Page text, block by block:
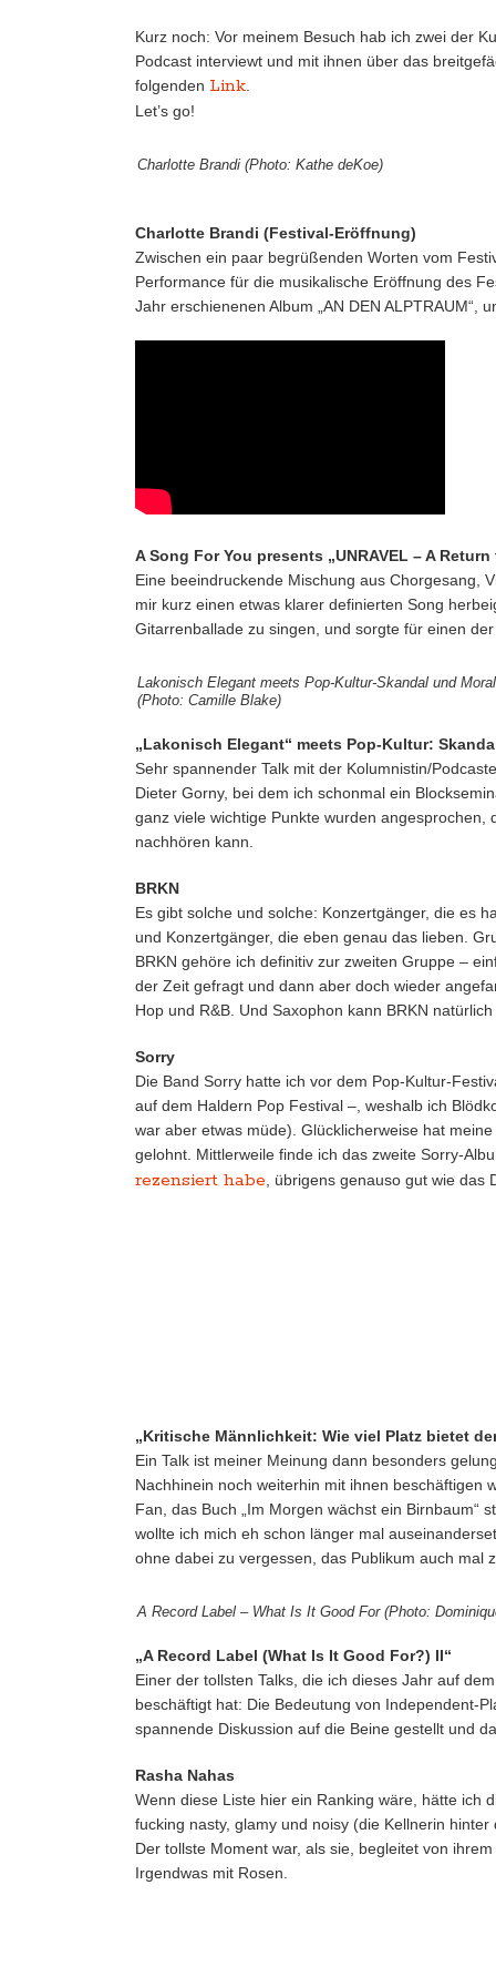
Kurz noch: Vor meinem Besuch hab ich zwei der
Podcast interviewt und mit ihnen über das
folgenden Link
Let’s go!
Charlotte Brandi (Photo: Kathe deKoe)
Charlotte Brandi (Festival-Eröffnung)
Zwischen ein paar begrüßenden Worten vom
Performance für die musikalische Eröffnung des
Jahr erschienenen Album „AN DEN
A Song For You presents „UNRAVEL – A
Eine beeindruckende Mischung aus Chorgesang,
mir kurz einen etwas klarer definierten Song
Gitarrenballade zu singen, und sorgte für einen
Lakonisch Elegant meets Pop-Kultur-Skandal und
(Photo: Camille Blake)
„Lakonisch Elegant“ meets Pop-Kultur:
Sehr spannender Talk mit der Kolumnistin/
Dieter Gorny, bei dem ich schonmal ein
ganz viele wichtige Punkte wurden angesprochen,
nachhören kann.
BRKN
Es gibt solche und solche: Konzertgänger, die es
und Konzertgänger, die eben genau das lieben.
BRKN gehöre ich definitiv zur zweiten Gruppe –
der Zeit gefragt und dann aber doch wieder
Hop und R&B. Und Saxophon kann BRKN
Sorry
Die Band Sorry hatte ich vor dem Pop-Kultur-
auf dem Haldern Pop Festival –, weshalb ich
war aber etwas müde). Glücklicherweise hat
gelohnt. Mittlerweile finde ich das zweite Sorry-
rezensiert habe , übrigens genauso gut wie das
„Kritische Männlichkeit: Wie viel Platz bietet
Ein Talk ist meiner Meinung dann besonders
Nachhinein noch weiterhin mit ihnen beschäftigen
Fan, das Buch „Im Morgen wächst ein Birnbaum“
wollte ich mich eh schon länger mal
ohne dabei zu vergessen, das Publikum auch mal
A Record Label – What Is It Good For (Photo:
„A Record Label (What Is It Good For?) II“
Einer der tollsten Talks, die ich dieses Jahr auf
beschäftigt hat: Die Bedeutung von Independent-
spannende Diskussion auf die Beine gestellt und
Rasha Nahas
Wenn diese Liste hier ein Ranking wäre, hätte ich
fucking nasty, glamy und noisy (die Kellnerin
Der tollste Moment war, als sie, begleitet von
Irgendwas mit Rosen.